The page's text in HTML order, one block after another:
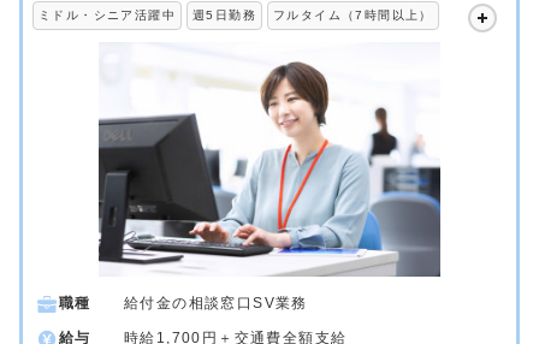
ミドル・シニア活躍中 週5日勤務 フルタイム（7時間以上）
職種 給付金の相談窓口SV業務
給与 時給1,700円＋交通費全額支給